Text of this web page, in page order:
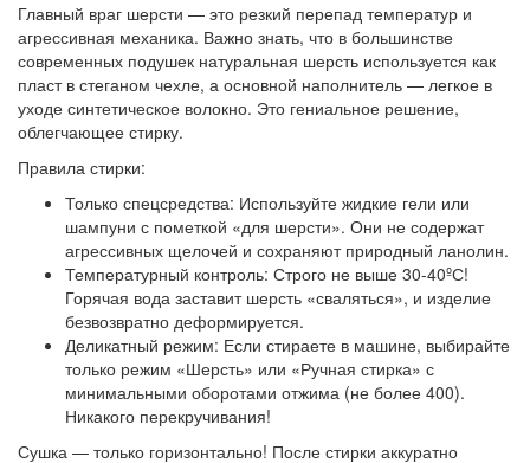
Главный враг шерсти — это резкий перепад температур и
агрессивная механика. Важно знать, что в большинстве
современных подушек натуральная шерсть используется как
пласт в стеганом чехле, а основной наполнитель — легкое в
уходе синтетическое волокно. Это гениальное решение,
облегчающее стирку.
Правила стирки:
Только спецсредства: Используйте жидкие гели или
шампуни с пометкой «для шерсти». Они не содержат
агрессивных щелочей и сохраняют природный ланолин.
Температурный контроль: Строго не выше 30-40ºС!
Горячая вода заставит шерсть «сваляться», и изделие
безвозвратно деформируется.
Деликатный режим: Если стираете в машине, выбирайте
только режим «Шерсть» или «Ручная стирка» с
минимальными оборотами отжима (не более 400).
Никакого перекручивания!
Сушка — только горизонтально! После стирки аккуратно